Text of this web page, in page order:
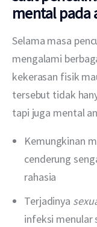
mental pada
Selama masa
mengalami
kekerasan fisik
tersebut tidak
tapi juga mental
Kemungkinan
cenderung
rahasia
Terjadinya
infeksi menular